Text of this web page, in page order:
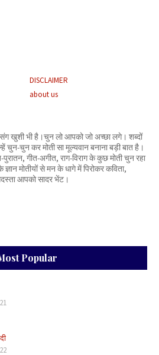
DISCLAIMER
about us
खुशी भी है।चुन लो आपको जो अच्छा लगे। शब्दों
चुन-चुन कर मोती सा मूल्यवान बनाना बड़ी बात है।
पुरातन, गीत-अगीत, राग-विराग के कुछ मोती चुन रहा
मोतीयों से मन के धागे में पिरोकर कविता,
आपको सादर भेंट।
Popular